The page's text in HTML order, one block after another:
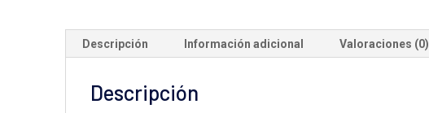
Descripción Información adicional Valoraciones (0)
Descripción